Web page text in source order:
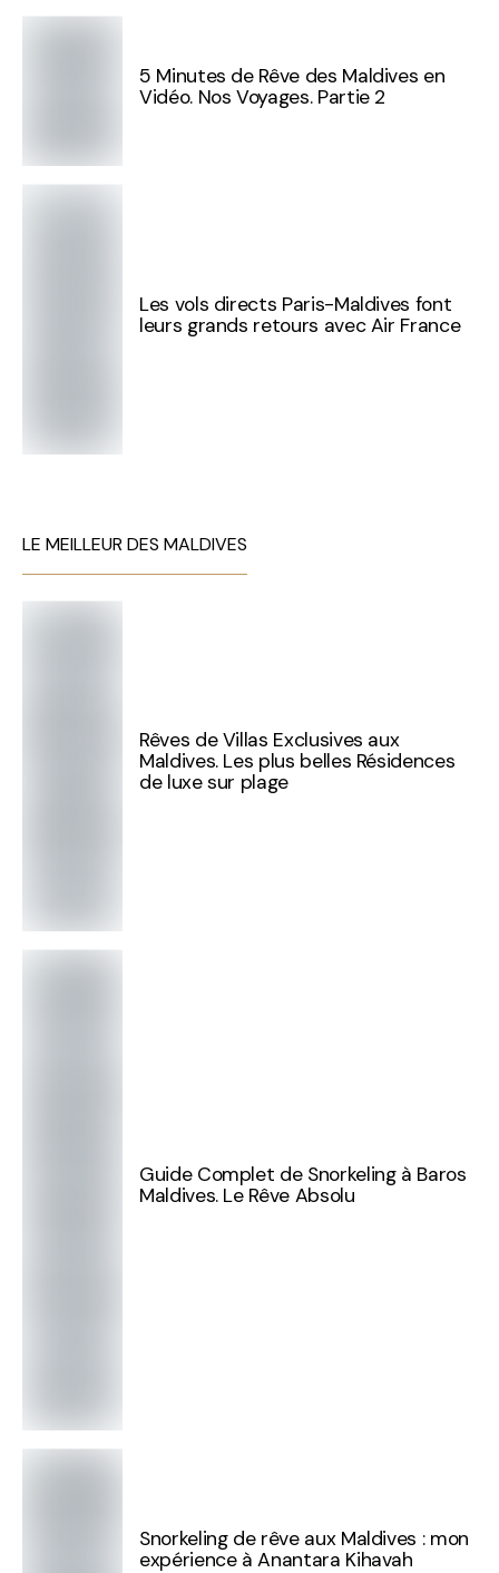
5 Minutes de Rêve des Maldives en
Vidéo. Nos Voyages. Partie 2
Les vols directs Paris-Maldives font
leurs grands retours avec Air France
LE MEILLEUR DES MALDIVES
Rêves de Villas Exclusives aux
Maldives. Les plus belles Résidences
de luxe sur plage
Guide Complet de Snorkeling à Baros
Maldives. Le Rêve Absolu
Snorkeling de rêve aux Maldives : mon
expérience à Anantara Kihavah